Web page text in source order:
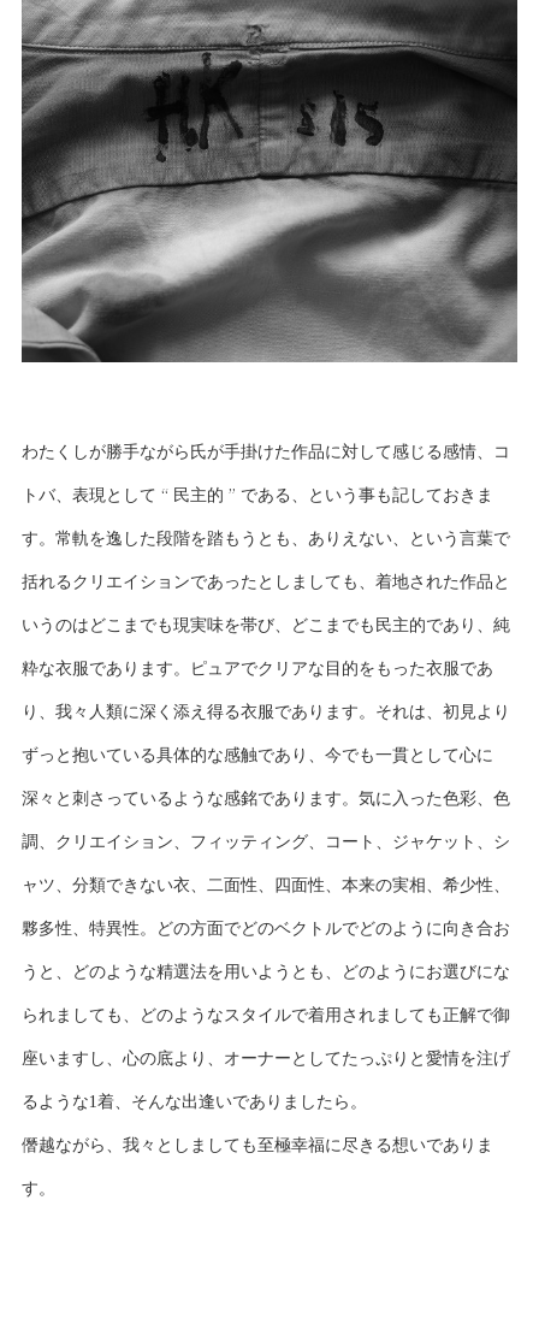
わたくしが勝手ながら氏が手掛けた作品に対して感じる感情、コ
トバ、表現として “ 民主的 ” である、という事も記しておきま
す。常軌を逸した段階を踏もうとも、ありえない、という言葉で
括れるクリエイションであったとしましても、着地された作品と
いうのはどこまでも現実味を帯び、どこまでも民主的であり、純
粋な衣服であります。ピュアでクリアな目的をもった衣服であ
り、我々人類に深く添え得る衣服であります。それは、初見より
ずっと抱いている具体的な感触であり、今でも一貫として心に
深々と刺さっているような感銘であります。気に入った色彩、色
調、クリエイション、フィッティング、コート、ジャケット、シ
ャツ、分類できない衣、二面性、四面性、本来の実相、希少性、
夥多性、特異性。どの方面でどのベクトルでどのように向き合お
うと、どのような精選法を用いようとも、どのようにお選びにな
られましても、どのようなスタイルで着用されましても正解で御
座いますし、心の底より、オーナーとしてたっぷりと愛情を注げ
るような1着、そんな出逢いでありましたら。
僭越ながら、我々としましても至極幸福に尽きる想いでありま
す。